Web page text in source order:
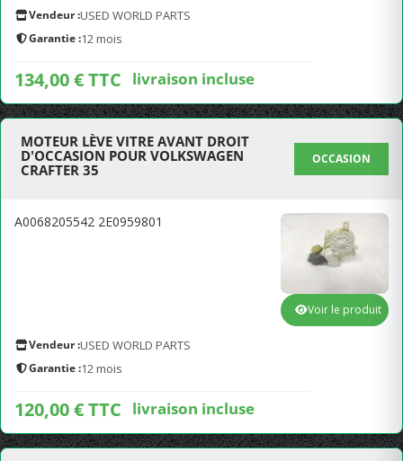
Vendeur :USED WORLD PARTS
Garantie :12 mois
134,00 € TTC livraison incluse
MOTEUR LÈVE VITRE AVANT DROIT
D'OCCASION POUR VOLKSWAGEN
CRAFTER 35
OCCASION
A0068205542 2E0959801
Vendeur :USED WORLD PARTS
Garantie :12 mois
120,00 € TTC livraison incluse
Voir le produit